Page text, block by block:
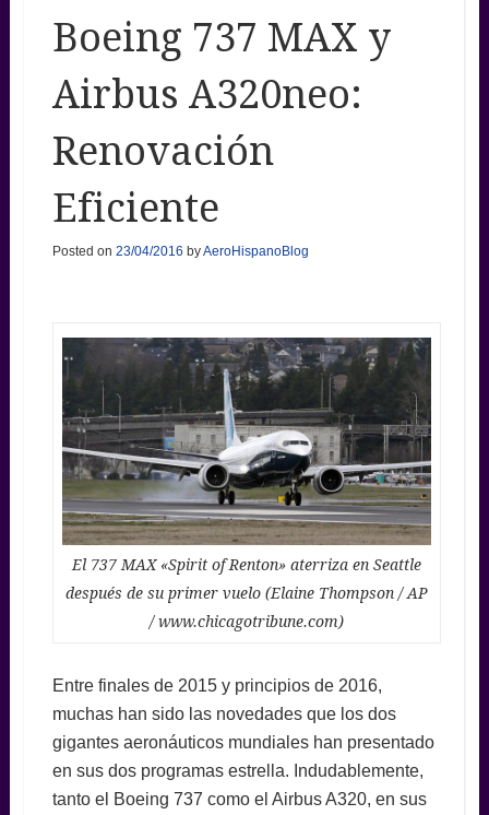
Boeing 737 MAX y
Airbus A320neo:
Renovación
Eficiente
Posted on 23/04/2016 byAeroHispanoBlog
El 737 MAX «Spirit of Renton» aterriza en Seattle
después de su primer vuelo (Elaine Thompson / AP
/ www.chicagotribune.com)
Entre finales de 2015 y principios de 2016,
muchas han sido las novedades que los dos
gigantes aeronáuticos mundiales han presentado
en sus dos programas estrella. Indudablemente,
tanto el Boeing 737 como el Airbus A320, en sus